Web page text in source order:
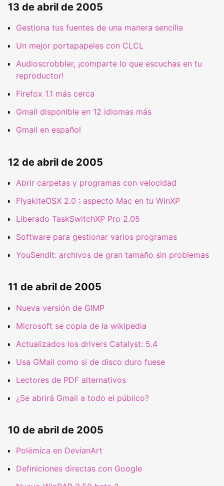
13 de abril de 2005
Gestiona tus fuentes de una manera sencilla
Un mejor portapapeles con CLCL
Audioscrobbler, ¡comparte lo que escuchas en tu
reproductor!
Firefox 1.1 más cerca
Gmail disponible en 12 idiomas más
Gmail en español
12 de abril de 2005
Abrir carpetas y programas con velocidad
FlyakiteOSX 2.0 : aspecto Mac en tu WinXP
Liberado TaskSwitchXP Pro 2.05
Software para gestionar varios programas
YouSendIt: archivos de gran tamaño sin problemas
11 de abril de 2005
Nueva versión de GIMP
Microsoft se copia de la wikipedia
Actualizados los drivers Catalyst: 5.4
Usa GMail como si de disco duro fuese
Lectores de PDF alternativos
¿Se abrirá Gmail a todo el público?
10 de abril de 2005
Polémica en DevianArt
Definiciones directas con Google